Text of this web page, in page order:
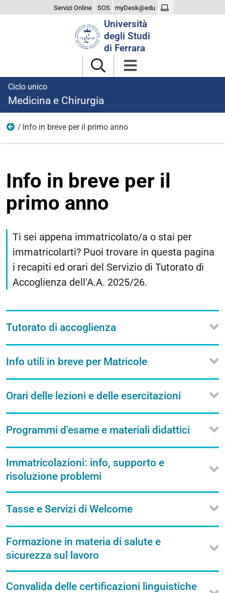
Servizi Online SOS myDesk@edu
Università
degli Studi
di Ferrara
Ciclo unico
Medicina e Chirurgia
Didattica
Info in breve per il primo anno
Info in breve per il
primo anno
Ti sei appena immatricolato/a o stai per
immatricolarti? Puoi trovare in questa pagina
i recapiti ed orari del Servizio di Tutorato di
Accoglienza dell'A.A. 2025/26.
Tutorato di accoglienza
Info utili in breve per Matricole
Orari delle lezioni e delle esercitazioni
Programmi d'esame e materiali didattici
Immatricolazioni: info, supporto e
risoluzione problemi
Tasse e Servizi di Welcome
Formazione in materia di salute e
sicurezza sul lavoro
Convalida delle certificazioni linguistiche